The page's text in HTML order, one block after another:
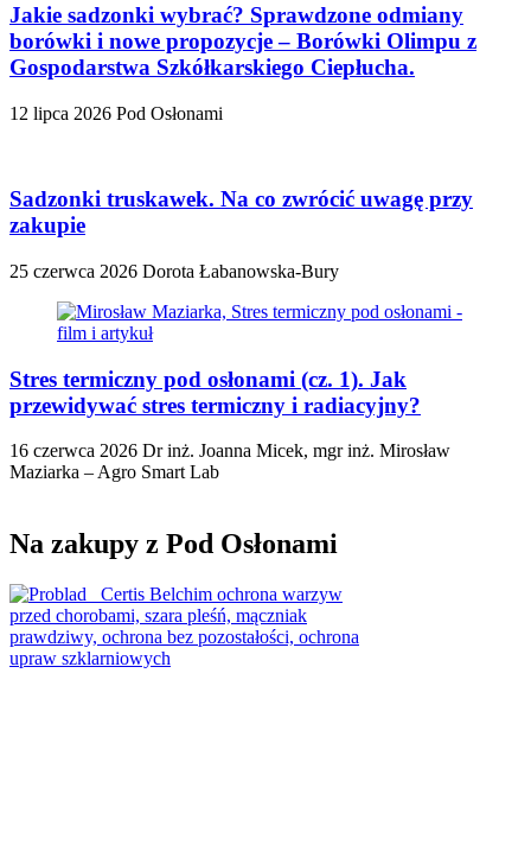
Jakie sadzonki wybrać? Sprawdzone odmiany
borówki i nowe propozycje – Borówki Olimpu z
Gospodarstwa Szkółkarskiego Ciepłucha.
12 lipca 2026 Pod Osłonami
Sadzonki truskawek. Na co zwrócić uwagę przy
zakupie
25 czerwca 2026 Dorota Łabanowska-Bury
Stres termiczny pod osłonami (cz. 1). Jak
przewidywać stres termiczny i radiacyjny?
16 czerwca 2026 Dr inż. Joanna Micek, mgr inż. Mirosław
Maziarka – Agro Smart Lab
Na zakupy z Pod Osłonami